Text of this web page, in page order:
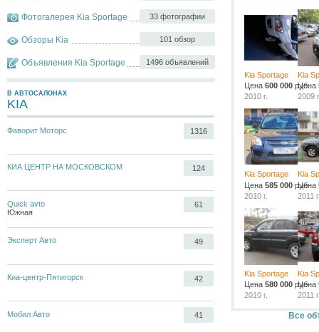
33 фотографии
Фотогалерея Kia Sportage
101 обзор
Обзоры Kia
1496 объявлений
Объявления Kia Sportage
В АВТОСАЛОНАХ
KIA
Фаворит Моторс 1316
КИА ЦЕНТР НА МОСКОВСКОМ 124
Quick avto
Южная
61
Эксперт Авто 49
Киа-центр-Пятигорск 42
Мобил Авто 41
Kia Sportage
Цена 600 000 руб.
2010 г.
Kia
Цена
2009
Kia Sportage
Цена 585 000 руб.
2010 г.
Kia
Цена
2011
Kia Sportage
Цена 580 000 руб.
2010 г.
Kia
Цена
2011
Все